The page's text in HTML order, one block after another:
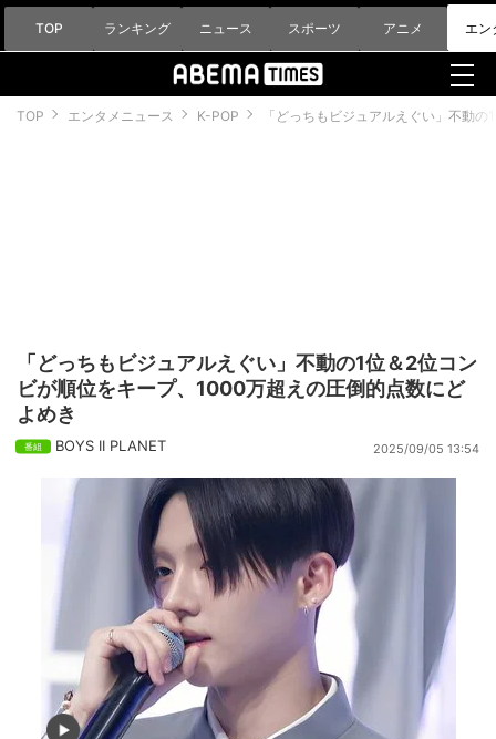
TOP ランキング ニュース スポーツ アニメ エン
TOP エンタメニュース K-POP 「どっちもビジュアルえぐい」不動
「どっちもビジュアルえぐい」不動の1位＆2位コン
ビが順位をキープ、1000万超えの圧倒的点数にど
よめき
BOYS II PLANET 2025/09/05 13:54